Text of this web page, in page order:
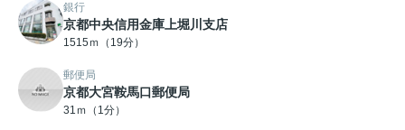
銀行
京都中央信用金庫上堀川支店
1515ｍ（19分）
郵便局
京都大宮鞍馬口郵便局
31ｍ（1分）